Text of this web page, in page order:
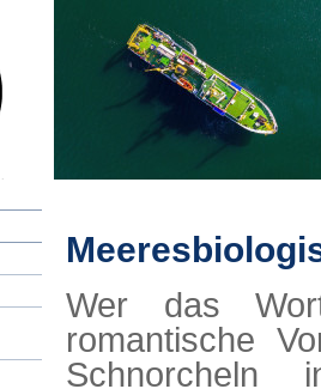
Wer das
romantische
Schnorcheln